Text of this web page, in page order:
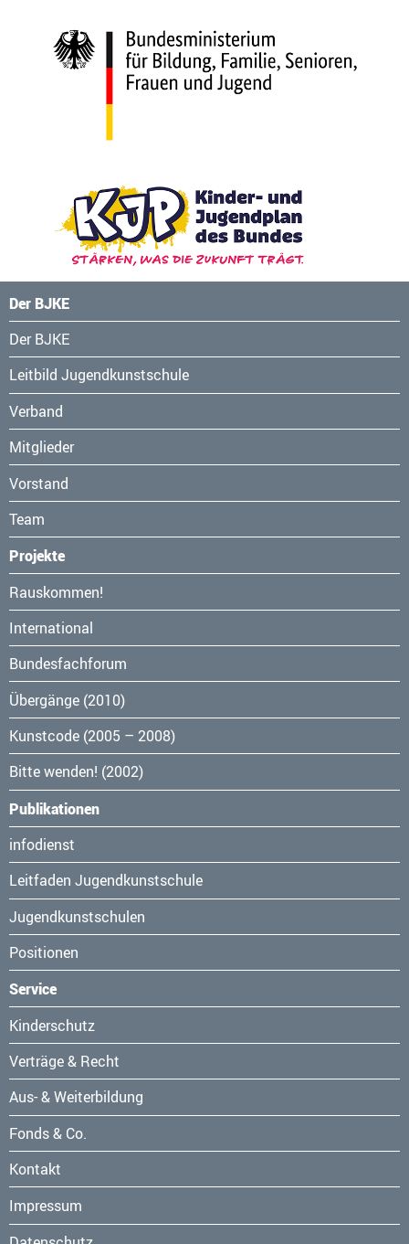
Der BJKE
Navigation
überspringen
Der BJKE
Leitbild Jugendkunstschule
Verband
Mitglieder
Vorstand
Team
Projekte
Navigation
überspringen
Rauskommen!
International
Bundesfachforum
Übergänge (2010)
Kunstcode (2005 – 2008)
Bitte wenden! (2002)
Publikationen
Navigation
überspringen
infodienst
Leitfaden Jugendkunstschule
Jugendkunstschulen
Positionen
Service
Navigation
überspringen
Kinderschutz
Verträge & Recht
Aus- & Weiterbildung
Fonds & Co.
Kontakt
Navigation
überspringen
Impressum